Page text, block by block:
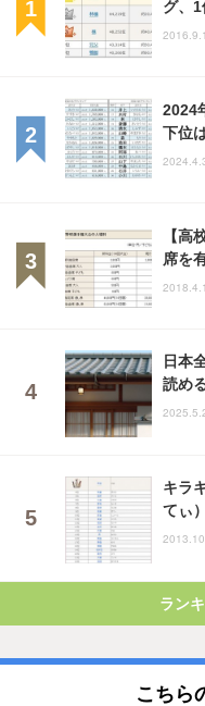
グ、
2024
下位
【高
席を
日本
読め
キラ
てぃ
ラン
こちら